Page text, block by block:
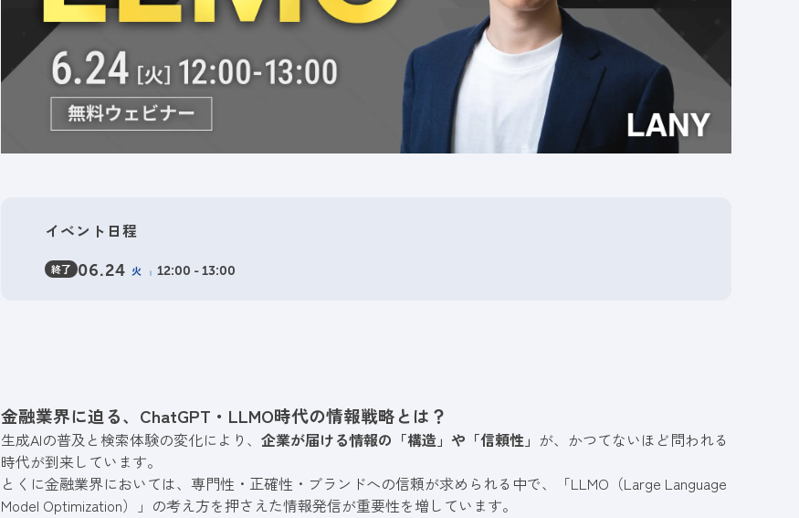
イベント日程
終了 06.24 火 12:00 - 13:00
金融業界に迫る、ChatGPT・LLMO時代の情報戦略とは？
生成AIの普及と検索体験の変化により、 企業が届ける情報の「構造」や「信頼性」 が、かつてないほど問われる
時代が到来しています。
とくに金融業界においては、専門性・正確性・ブランドへの信頼が求められる中で、「LLMO（Large Language
Model Optimization）」の考え方を押さえた情報発信が重要性を増しています。